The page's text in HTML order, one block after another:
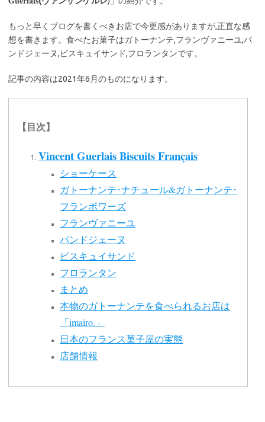
もっと早くブログを書くべきお店で今更感がありますが,正直な感
想を書きます。食べたお菓子はガトーナンテ,フランヴァニーユ,パ
ンドジェーヌ,ビスキュイサンド,フロランタンです。
記事の内容は2021年6月のものになります。
【目次】
Vincent Guerlais Biscuits Français
ショーケース
ガトーナンテ･ナチュール&ガトーナンテ･
フランボワーズ
フランヴァニーユ
パンドジェーヌ
ビスキュイサンド
フロランタン
まとめ
本物のガトーナンテを食べられるお店は
「imairo.」
日本のフランス菓子屋の実態
店舗情報